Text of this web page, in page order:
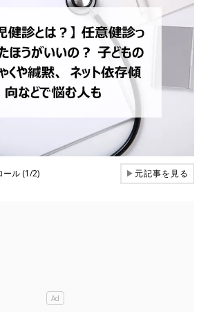
ール (1/2) ▶元記事を見る